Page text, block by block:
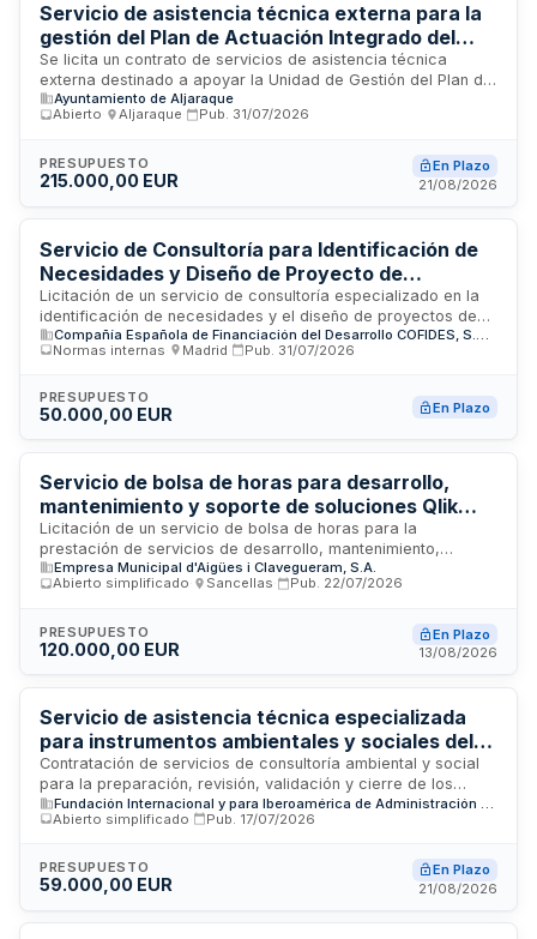
Servicio de asistencia técnica externa para la
gestión del Plan de Actuación Integrado del
Ayuntamiento de Aljaraque con financiación
FEDER
Se licita un contrato de servicios de asistencia técnica
externa destinado a apoyar la Unidad de Gestión del Plan de
Actuación Integrado del Ayuntamiento de Aljaraque en su
condición de Organismo Intermedio Ligero para fondos
técnica, gestión documental, justificación de fondos
europeos, seguimiento de indicadores, comunicación y
especializado en la administración y ejecución del plan
integrado de desarrollo urbano sostenible cofinanciado por
la Unión Europea.
Ayuntamiento de Aljaraque
Abierto
Aljaraque Pub. 31/07/2026
PRESUPUESTO
215.000,00 EUR
En Plazo
21/08/2026
Servicio de Consultoría para Identificación de
Necesidades y Diseño de Proyecto de
Asistencia Técnica - COFIDES
Licitación de un servicio de consultoría especializado en la
identificación de necesidades y el diseño de proyectos de
asistencia técnica, convocada por la Presidencia de la
Compañía Española de Financiación del Desarrollo (COFIDES,
euros, busca contratar profesionales cualificados para
realizar un diagnóstico integral de requerimientos y elaborar
las líneas estratégicas de la entidad. Este servicio se orienta
hacia el fortalecimiento de la capacidad de COFIDES en la
identificación de oportunidades de cooperación internacional
y el desarrollo de iniciativas de financiación del desarrollo.
Normas internas
Madrid Pub. 31/07/2026
PRESUPUESTO
50.000,00 EUR En Plazo
Servicio de bolsa de horas para desarrollo,
mantenimiento y soporte de soluciones Qlik
View, Qlik Sense y NPrinting - Emaya
Licitación de un servicio de bolsa de horas para la
prestación de servicios de desarrollo, mantenimiento,
administración de plataformas y resolución de incidencias en
soluciones de inteligencia de negocio basadas en tecnología
contar con un equipo mínimo de dos profesionales
especializados, incluyendo un arquitecto o jefe de proyecto
consultor, así como conocimiento en Pentaho Data
Integration para tareas de extracción y transformación de
Empresa Municipal d'Aigües i Clavegueram, S.A.
Abierto simplificado
Sancellas Pub. 22/07/2026
PRESUPUESTO
120.000,00 EUR
En Plazo
13/08/2026
Servicio de asistencia técnica especializada
para instrumentos ambientales y sociales del
Banco Europeo de Inversiones en El Salvador
Contratación de servicios de consultoría ambiental y social
para la preparación, revisión, validación y cierre de los
instrumentos técnicos requeridos por el Banco Europeo de
Inversiones en el programa de inversiones de El Salvador.
compromiso con partes interesadas, mecanismos de
reclamación, evaluaciones ambientales y sociales, planes de
con trabajos preparatorios previos.
Abierto simplificado
Pub. 17/07/2026
PRESUPUESTO
59.000,00 EUR
En Plazo
21/08/2026